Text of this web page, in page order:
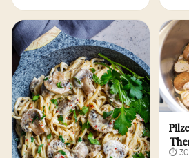
⏱ 30